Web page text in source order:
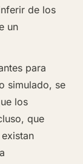
de los
un
para
simulado, se
los
que